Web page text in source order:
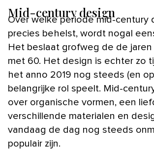
Mid-century design
Over welke periode mid-century design
precies behelst, wordt nogal
Het beslaat grofweg de de
met 60. Het design is echter zo
het anno 2019 nog steeds (en
belangrijke rol speelt. Mid-
over organische vormen, een
verschillende materialen en
vandaag de dag nog steeds
populair zijn.